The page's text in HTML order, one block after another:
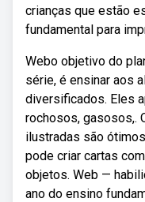
crianças que estão
fundamental para
Webo objetivo do
série, é ensinar aos
diversificados. Eles
rochosos, gasosos,.
ilustradas são
pode criar cartas
objetos. Web —
ano do ensino